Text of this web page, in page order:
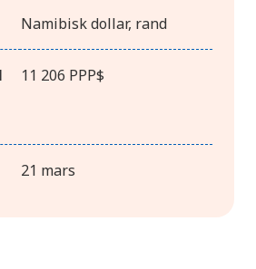
Namibisk dollar, rand
11 206 PPP$
21 mars